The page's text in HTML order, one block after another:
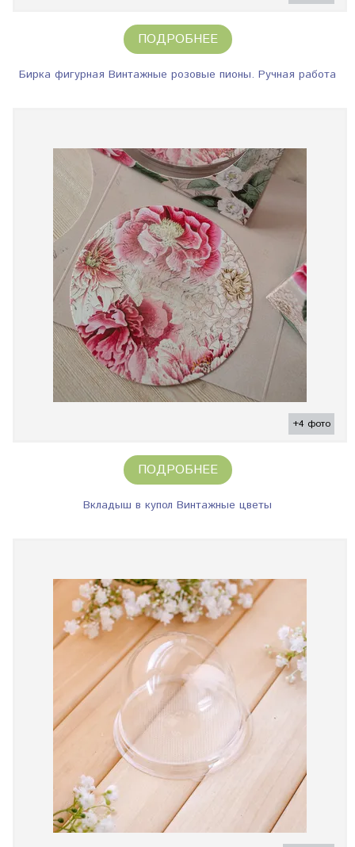
ПОДРОБНЕЕ
Бирка фигурная Винтажные розовые пионы. Ручная работа
+4 фото
ПОДРОБНЕЕ
Вкладыш в купол Винтажные цветы